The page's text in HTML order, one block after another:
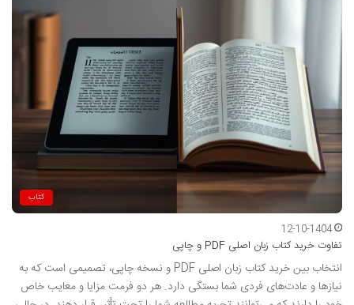
کتاب
12-10-1404
تفاوت خرید کتاب زبان اصلی PDF و چاپی
انتخاب بین خرید کتاب زبان اصلی PDF و نسخه چاپی، تصمیمی است که به
نیازها و عادت‌های فردی شما بستگی دارد. هر دو فرمت مزایا و معایب خاص